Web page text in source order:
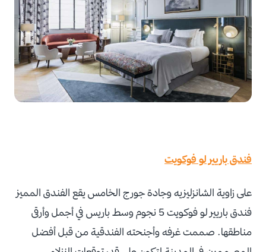
فندق باريير لو فوكويت
على زاوية الشانزليزيه وجادة جورج الخامس يقع الفندق المميز
فندق باريير لو فوكويت 5 نجوم وسط باريس في أجمل وأرقى
مناطقها. صممت غرفه وأجنحته الفندقية من قبل أفضل